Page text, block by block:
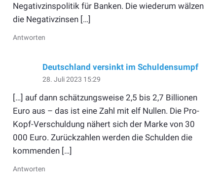
Negativzinspolitik für Banken. Die wiederum wälzen
die Negativzinsen […]
Antworten
Deutschland versinkt im Schuldensumpf
28. Juli 2023 15:29
[…] auf dann schätzungsweise 2,5 bis 2,7 Billionen
Euro aus – das ist eine Zahl mit elf Nullen. Die Pro-
Kopf-Verschuldung nähert sich der Marke von 30
000 Euro. Zurückzahlen werden die Schulden die
kommenden […]
Antworten